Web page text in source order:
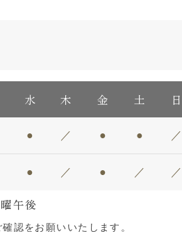
水 木 金 土 日
● ／ ● ● ／
● ／ ● ／ ／
午後
確認をお願いいたします。